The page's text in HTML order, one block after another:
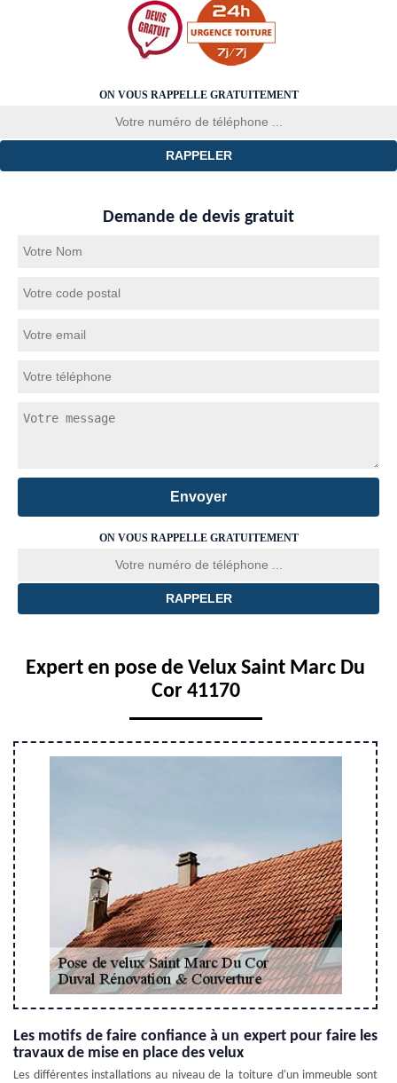
ON VOUS RAPPELLE GRATUITEMENT
Demande de devis gratuit
ON VOUS RAPPELLE GRATUITEMENT
Expert en pose de Velux Saint Marc Du
Cor 41170
Les motifs de faire confiance à un expert pour faire les
travaux de mise en place des velux
Les différentes installations au niveau de la toiture d'un immeuble sont